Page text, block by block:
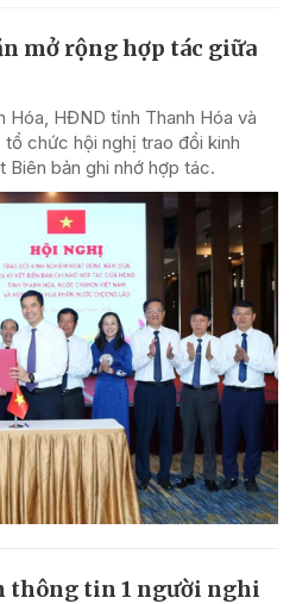
mở rộng hợp tác giữa
Hóa, HĐND tỉnh Thanh Hóa và
chức hội nghị trao đổi kinh
bản ghi nhớ hợp tác.
thông tin 1 người nghi